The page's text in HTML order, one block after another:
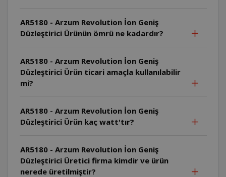
AR5180 - Arzum Revolution İon Geniş
Düzleştirici Ürünün ömrü ne kadardır?
AR5180 - Arzum Revolution İon Geniş
Düzleştirici Ürün ticari amaçla kullanılabilir
mi?
AR5180 - Arzum Revolution İon Geniş
Düzleştirici Ürün kaç watt'tır?
AR5180 - Arzum Revolution İon Geniş
Düzleştirici Üretici firma kimdir ve ürün
nerede üretilmiştir?